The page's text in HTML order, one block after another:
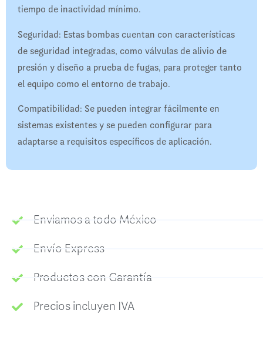
tiempo de inactividad mínimo.
Seguridad: Estas bombas cuentan con características
de seguridad integradas, como válvulas de alivio de
presión y diseño a prueba de fugas, para proteger tanto
el equipo como el entorno de trabajo.
Compatibilidad: Se pueden integrar fácilmente en
sistemas existentes y se pueden configurar para
adaptarse a requisitos específicos de aplicación.
Enviamos a todo México
Envío Express
Productos con Garantía
Precios incluyen IVA